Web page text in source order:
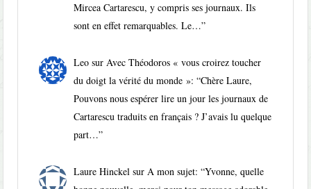
Mircea Cartarescu, y compris ses journaux. Ils
sont en effet remarquables. Le…”
Leo sur Avec Théodoros « vous croirez toucher
du doigt la vérité du monde »: “Chère Laure,
Pouvons nous espérer lire un jour les journaux de
Cartarescu traduits en français ? J’avais lu quelque
part…”
Laure Hinckel sur A mon sujet: “Yvonne, quelle